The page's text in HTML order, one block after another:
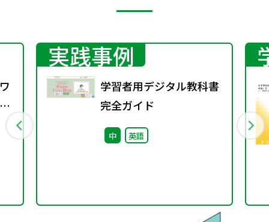
実践事例
学習者用デジタル教科書
完全ガイド
中 英語